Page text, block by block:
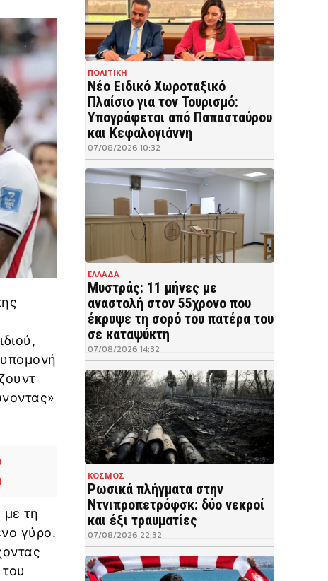
με τη
γύρο.
ΠΟΛΙΤΙΚΗ
Νέο Ειδικό Χωροταξικό
Πλαίσιο για τον Τουρισμό:
Υπογράφεται από Παπασταύρου
και Κεφαλογιάννη
07/08/2026 10:32
ΕΛΛΑΔΑ
Μυστράς: 11 μήνες με
αναστολή στον 55χρονο που
έκρυψε τη σορό του πατέρα του
σε καταψύκτη
07/08/2026 14:32
ΚΟΣΜΟΣ
Ρωσικά πλήγματα στην
Ντνιπροπετρόφσκ: δύο νεκροί
και έξι τραυματίες
07/08/2026 22:32